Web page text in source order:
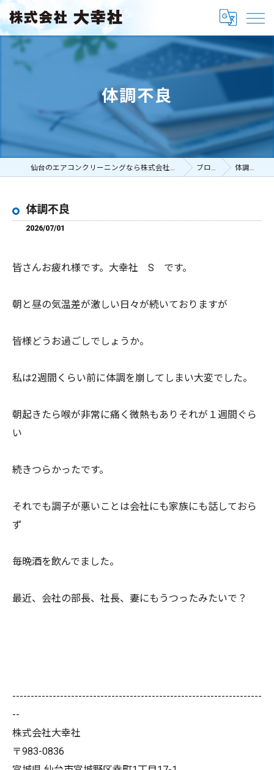
体調不良
仙台のエアコンクリーニングなら株式会社大幸社 ブログ 体調不良
体調不良
2026/07/01
皆さんお疲れ様です。大幸社 S です。
朝と昼の気温差が激しい日々が続いておりますが
皆様どうお過ごしでしょうか。
私は2週間くらい前に体調を崩してしまい大変でした。
朝起きたら喉が非常に痛く微熱もありそれが１週間ぐら
い
続きつらかったです。
それでも調子が悪いことは会社にも家族にも話しておら
ず
毎晩酒を飲んでました。
最近、会社の部長、社長、妻にもうつったみたいで？
--------------------------------------------------------------------
--
株式会社大幸社
〒983-0836